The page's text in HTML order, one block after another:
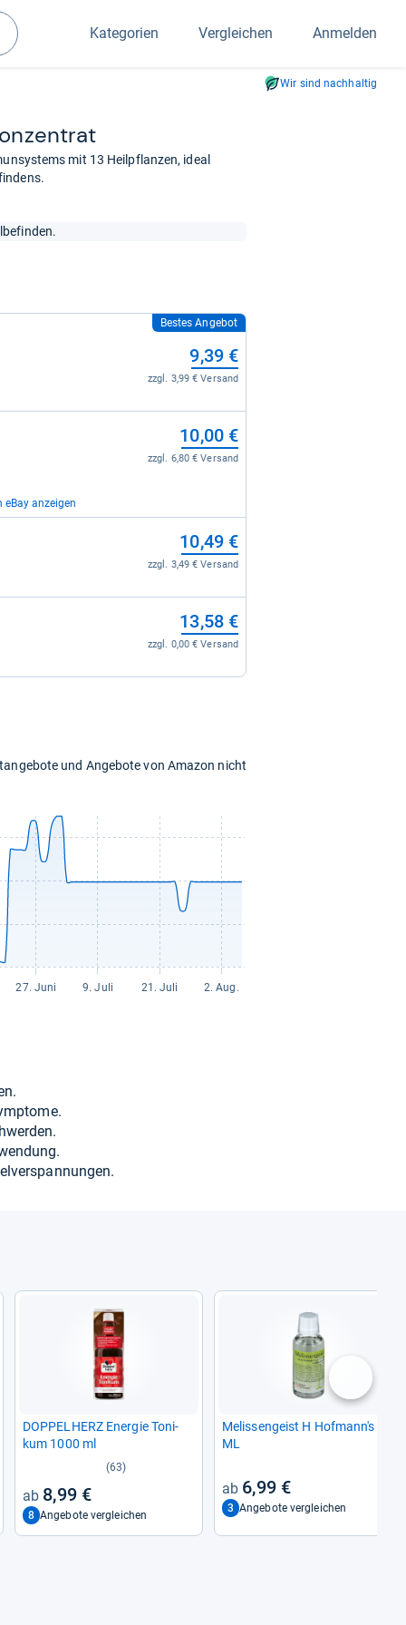
Suchen
Kategorien Vergleichen Anmelden
Wir sind nachhaltig
mit 13 Heilpflanzen, ideal
Bestes Angebot
9,39 €
zzgl. 3,99 € Versand
10,00 €
zzgl. 6,80 € Versand
eBay anzeigen
12,23 €
zzgl. 4,50 € Versand
14,89 €
zzgl. 0,00 € Versand
17,30 €
zzgl. 0,00 € Versand
10,49 €
zzgl. 3,49 € Versand
13,58 €
zzgl. 0,00 € Versand
und Angebote von Amazon nicht
DOP­PEL­HERZ Ener­gie Toni­
kum 1000 ml
(63)
8,99 €
8 Angebote vergleichen
Melis­sen­geist H Hof­mann's 50
ML
6,99 €
3 Angebote vergleichen
nächste